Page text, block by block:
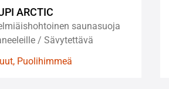
ARCTIC
saunasuoja
/ Sävytettävä
Puolihimmeä